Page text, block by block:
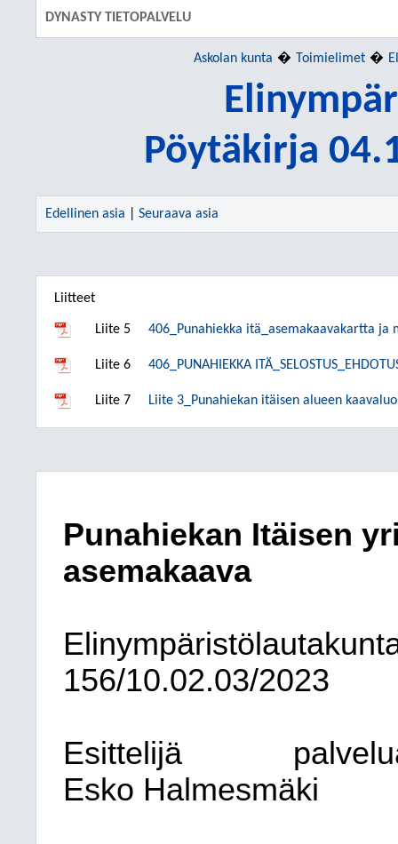
DYNASTY TIETOPALVELU
Askolan kunta Toimielimet
Pöytäkirja
Edellinen asia Seuraava asia
Liitteet
Liite 5 406_Punahiekka itä_asemakaavakartta ja
Liite 6 406_PUNAHIEKKA
Liite 7 Liite 3_Punahiekan itäisen alueen
Punahiekan Itäisen
asemakaava
156/10.02.03/2023
Esittelijä
Esko Halmesmäki